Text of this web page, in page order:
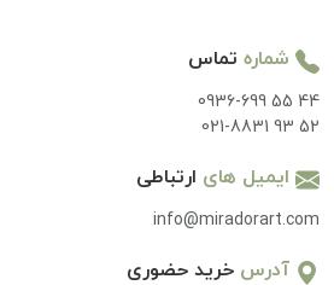
شماره تماس
0936-699 55 44
021-8831 93 52
ایمیل های ارتباطی
info@miradorart.com
آدرس خرید حضوری